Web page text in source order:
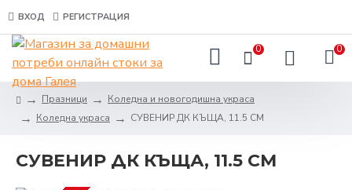
ВХОД РЕГИСТРАЦИЯ
0 0
Празници
Коледна и новогодишна украса
Коледна украса
СУВЕНИР ДК КЪЩА, 11.5 СМ
СУВЕНИР ДК КЪЩА, 11.5 СМ